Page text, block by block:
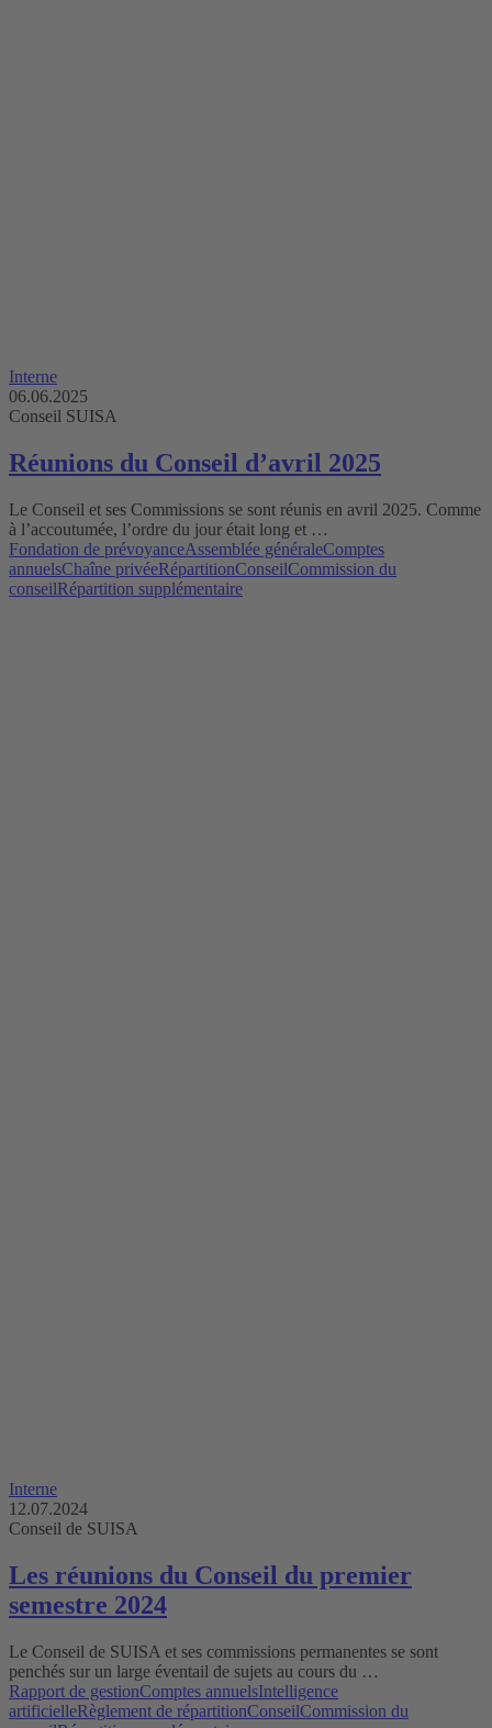
Interne
06.06.2025
Conseil SUISA
Réunions du Conseil d’avril 2025
Le Conseil et ses Commissions se sont réunis en avril 2025. Comme
à l’accoutumée, l’ordre du jour était long et …
Fondation de prévoyanceAssemblée généraleComptes
annuelsChaîne privéeRépartitionConseilCommission du
conseilRépartition supplémentaire
Interne
12.07.2024
Conseil de SUISA
Les réunions du Conseil du premier
semestre 2024
Le Conseil de SUISA et ses commissions permanentes se sont
penchés sur un large éventail de sujets au cours du …
Rapport de gestionComptes annuelsIntelligence
artificielleRèglement de répartitionConseilCommission du